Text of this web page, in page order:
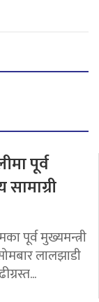
पूर्व
पूर्व मुख्यमन्त्री
लालझाडी